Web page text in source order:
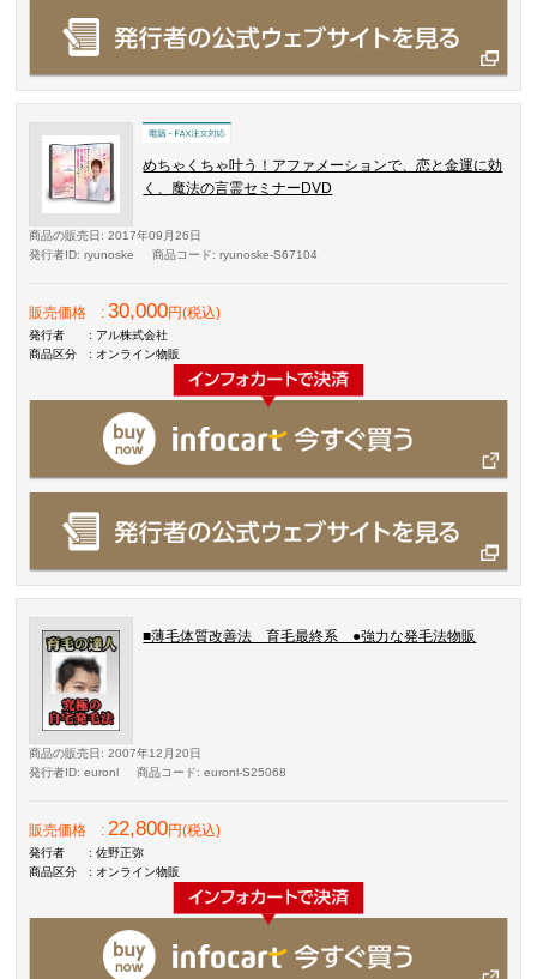
めちゃくちゃ叶う！アファメーションで、恋と金運に効
く、魔法の言霊セミナーDVD
商品の販売日 : 2017年09月26日
発行者ID: ryunoske 商品コード: ryunoske-S67104
販売価格 :30,000円(税込)
発行者
: アル株式会社
商品区分
: オンライン物販
■薄毛体質改善法 育毛最終系 ●強力な発毛法物販
商品の販売日 : 2007年12月20日
発行者ID: euronl 商品コード: euronl-S25068
販売価格 :22,800円(税込)
発行者
: 佐野正弥
商品区分
: オンライン物販